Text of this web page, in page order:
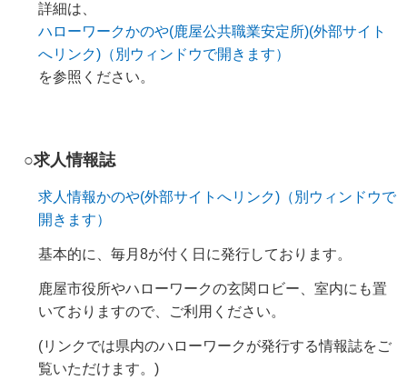
詳細は、
ハローワークかのや(鹿屋公共職業安定所)(外部サイト
へリンク)（別ウィンドウで開きます）
を参照ください。
○求人情報誌
求人情報かのや(外部サイトへリンク)（別ウィンドウで
開きます）
基本的に、毎月8が付く日に発行しております。
鹿屋市役所やハローワークの玄関ロビー、室内にも置
いておりますので、ご利用ください。
(リンクでは県内のハローワークが発行する情報誌をご
覧いただけます。)